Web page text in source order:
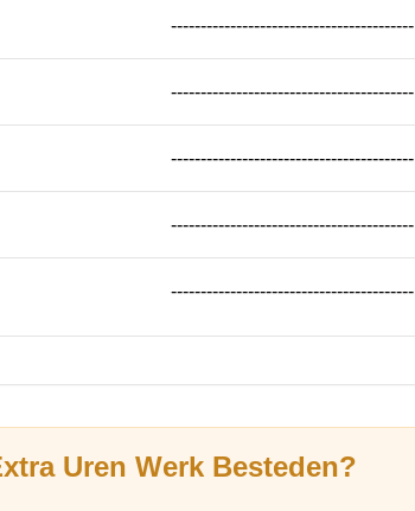
-----------------------------------------
-----------------------------------------
-----------------------------------------
-----------------------------------------
-----------------------------------------
Uren Werk Besteden?